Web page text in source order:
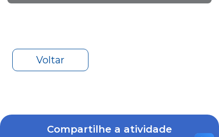
Voltar
Compartilhe a atividade